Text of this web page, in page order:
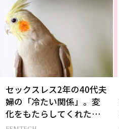
セックスレス2年の40代夫
婦の「冷たい関係」。変
化をもたらしてくれたの
は、オウムだった！